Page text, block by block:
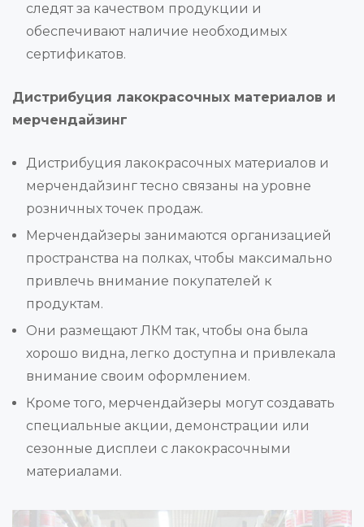
следят за качеством продукции и
обеспечивают наличие необходимых
сертификатов.
Дистрибуция лакокрасочных материалов и
мерчендайзинг
Дистрибуция лакокрасочных материалов и
мерчендайзинг тесно связаны на уровне
розничных точек продаж.
Мерчендайзеры занимаются организацией
пространства на полках, чтобы максимально
привлечь внимание покупателей к
продуктам.
Они размещают ЛКМ так, чтобы она была
хорошо видна, легко доступна и привлекала
внимание своим оформлением.
Кроме того, мерчендайзеры могут создавать
специальные акции, демонстрации или
сезонные дисплеи с лакокрасочными
материалами.